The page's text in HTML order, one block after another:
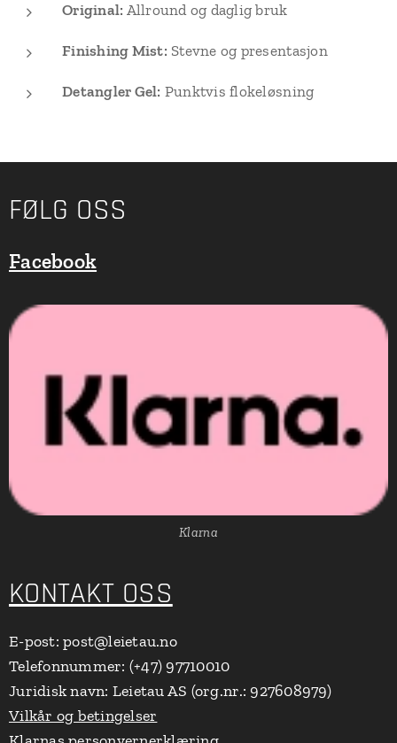
Original: Allround og daglig bruk
Finishing Mist: Stevne og presentasjon
Detangler Gel: Punktvis flokeløsning
FØLG OSS
Facebook
Klarna
KONTAKT OSS
E-post: post@leietau.no
Telefonnummer: (+47) 97710010
Juridisk navn: Leietau AS (org.nr.: 927608979)
Vilkår og betingelser